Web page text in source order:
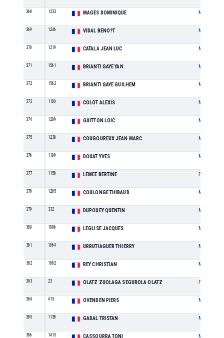
368 1233 MAGES DOMINIQUE M
369 1246 VIDAL BENO?T M
370 1219 CATALA JEAN LUC M
371 1561 BRIANTI GAYE YAN M
372 1562 BRIANTI GAYE GUILHEM M
373 1100 COLOT ALEXIS M
374 1209 GUITTON LOIC M
375 1238 COUGOUREUX JEAN MARC M
376 1189 DOUAT YVES M
377 1158 LEMEE BERTINE F
378 1285 COULONGE THIBAUD M
379 332 DUPOUEY QUENTIN M
380 1086 LEGLISE JACQUES M
381 1064 URRUTIAGUER THIERRY M
382 1082 REY CHRISTIAN M
383 23 OLATZ ZUOLAGA SEGUROLA OLATZ F
384 415 OVENDEN PIERS M
385 1138 GADAL TRISTAN M
386 1415 CASSOURRA TONI M